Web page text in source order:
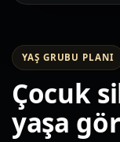
YAŞ GRUBU PLANI
Çocuk
yaşa